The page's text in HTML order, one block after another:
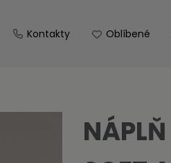
Kontakty Oblíbené